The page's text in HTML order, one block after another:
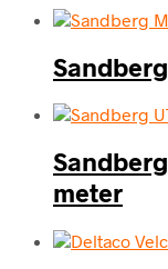
Sandberg
meter